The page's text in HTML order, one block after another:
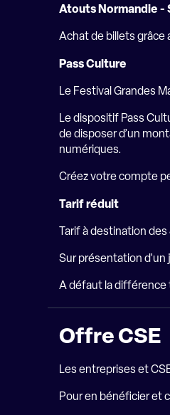
Atouts Normandie -
Achat de billets grâce
Pass Culture
Le Festival Grandes
Le dispositif Pass
de disposer d’un
numériques.
Créez votre compte
Tarif réduit
Tarif à destination
Sur présentation d'un
A défaut la différence
Offre CSE
Les entreprises et
Pour en bénéficier et